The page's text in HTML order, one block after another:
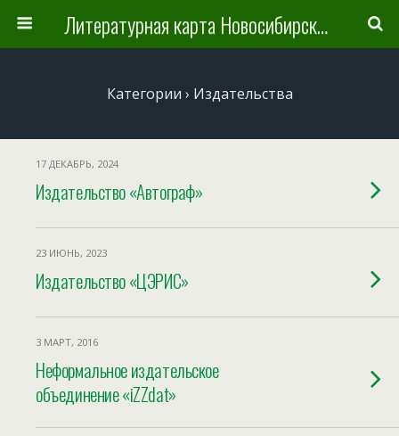
Литературная карта Новосибирска и Новосибирской области
Категории › Издательства
17 ДЕКАБРЬ, 2024
Издательство «Автограф»
23 ИЮНЬ, 2023
Издательство «ЦЭРИС»
3 МАРТ, 2016
Неформальное издательское
объединение «iZZdat»